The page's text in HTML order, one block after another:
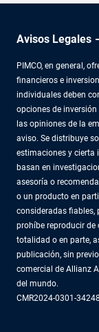
Avisos Legales
PIMCO, en general,
financieros e
individuales deben
opciones de
las opiniones de la
aviso. Se distribuye
estimaciones y cierta
basan en
asesoría o
o un producto en
consideradas fiables,
prohíbe reproducir de
totalidad o en parte,
publicación, sin
comercial de Allianz
del mundo.
CMR2024-0301-